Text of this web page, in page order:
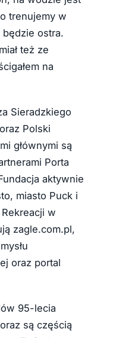
trenujemy w
ostra.
też ze
na
Sieradzkiego
Polski
głównymi są
Porta
aktywnie
miasto Puck i
w
zagle.com.pl,
oraz portal
95-lecia
są częścią